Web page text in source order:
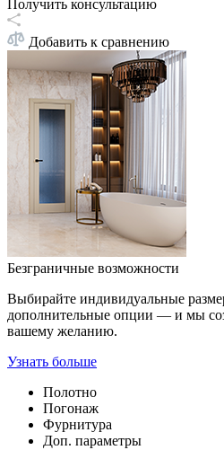
Получить консультацию
Добавить к сравнению
Безграничные возможности
Выбирайте индивидуальные
дополнительные опции — и мы
вашему желанию.
Узнать больше
Полотно
Погонаж
Фурнитура
Доп. параметры